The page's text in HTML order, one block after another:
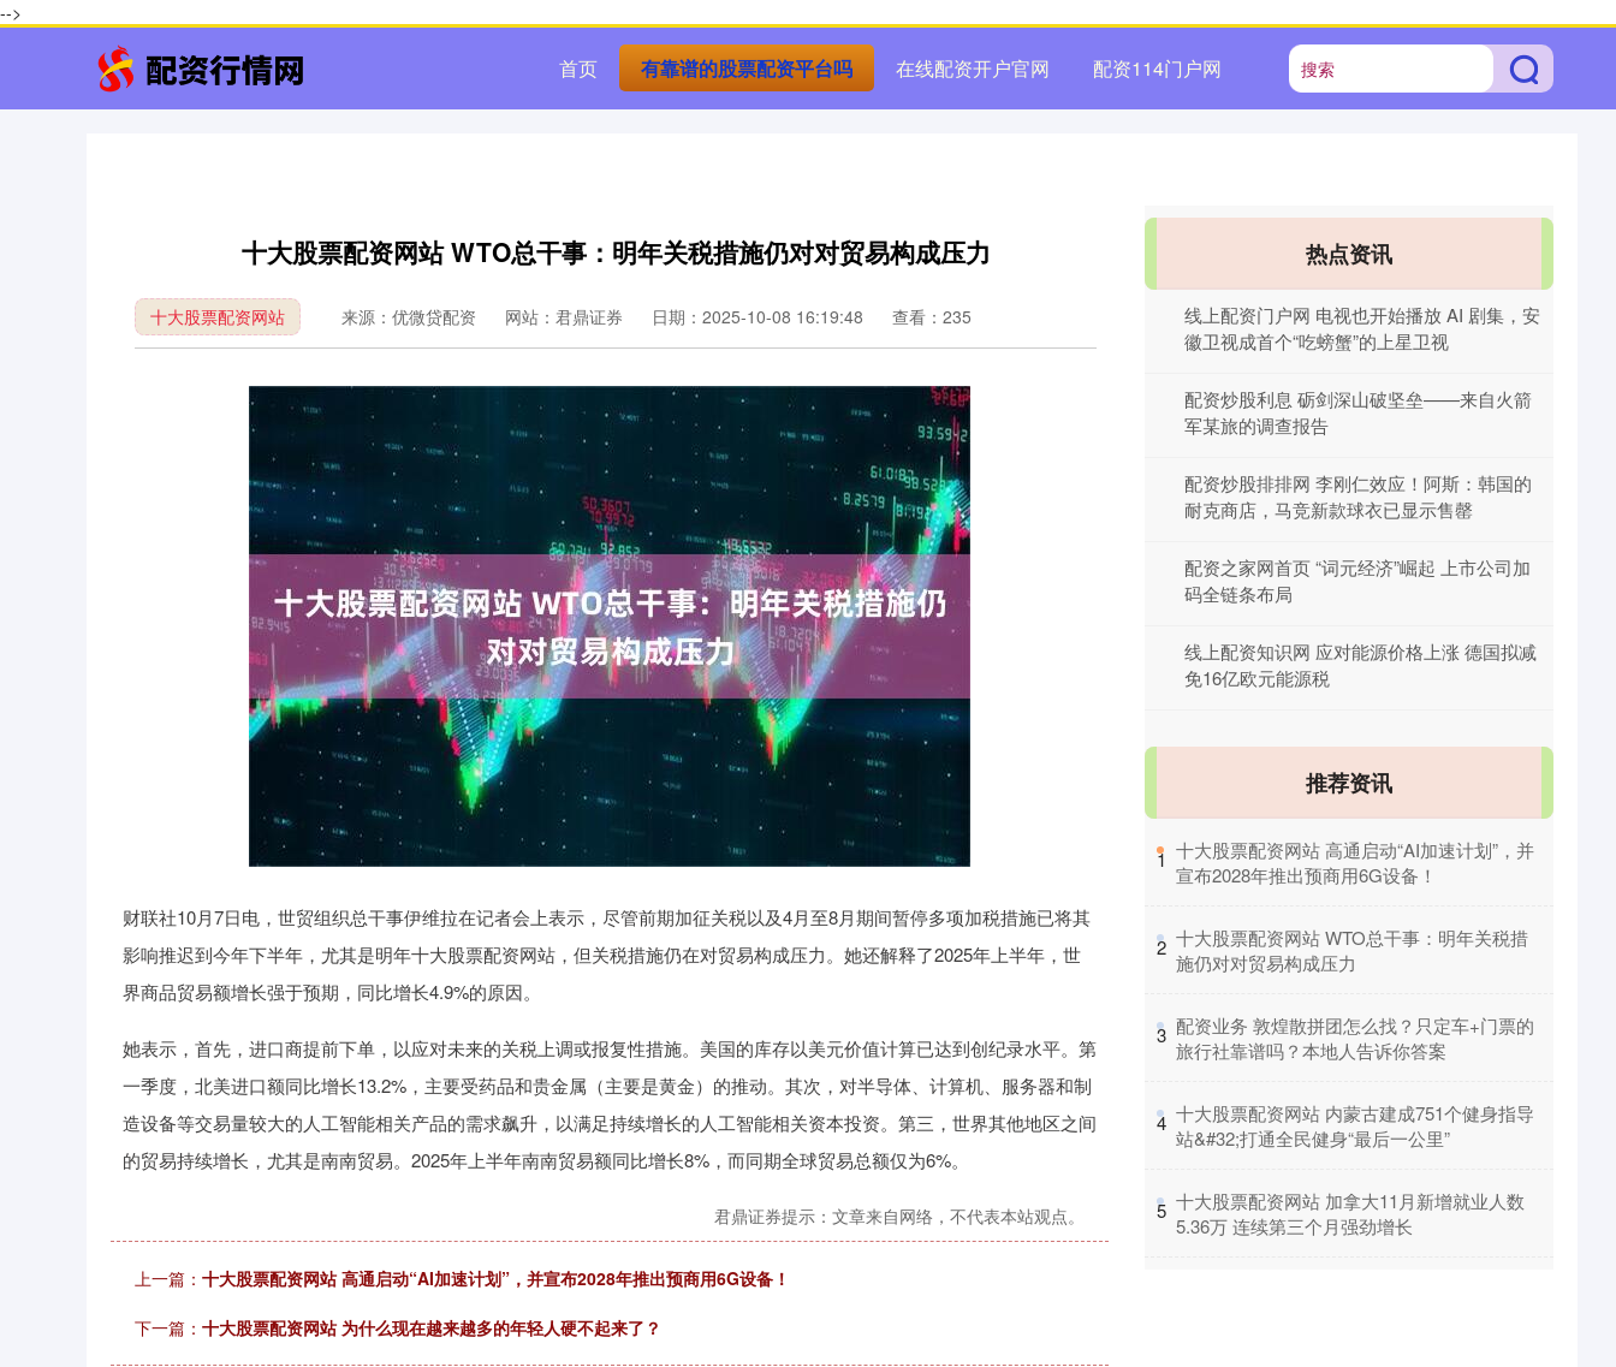
-->
首页 有靠谱的股票配资平台吗 在线配资开户官网 配资114门户网
十大股票配资网站 WTO总干事：明年关税措施仍对对贸易构成压力
十大股票配资网站 来源：优微贷配资 网站：君鼎证券 日期：2025-10-08 16:19:48 查看：235
财联社10月7日电，世贸组织总干事伊维拉在记者会上表示，尽管前期加征关税以及4月至8月期间暂停多项加税措施已将其
影响推迟到今年下半年，尤其是明年十大股票配资网站，但关税措施仍在对贸易构成压力。她还解释了2025年上半年，世
界商品贸易额增长强于预期，同比增长4.9%的原因。
她表示，首先，进口商提前下单，以应对未来的关税上调或报复性措施。美国的库存以美元价值计算已达到创纪录水平。第
一季度，北美进口额同比增长13.2%，主要受药品和贵金属（主要是黄金）的推动。其次，对半导体、计算机、服务器和制
造设备等交易量较大的人工智能相关产品的需求飙升，以满足持续增长的人工智能相关资本投资。第三，世界其他地区之间
的贸易持续增长，尤其是南南贸易。2025年上半年南南贸易额同比增长8%，而同期全球贸易总额仅为6%。
君鼎证券提示：文章来自网络，不代表本站观点。
上一篇： 十大股票配资网站 高通启动“AI加速计划”，并宣布2028年推出预商用6G设备！
下一篇： 十大股票配资网站 为什么现在越来越多的年轻人硬不起来了？
热点资讯
线上配资门户网 电视也开始播放 AI 剧集，安
徽卫视成首个“吃螃蟹”的上星卫视
配资炒股利息 砺剑深山破坚垒——来自火箭
军某旅的调查报告
配资炒股排排网 李刚仁效应！阿斯：韩国的
耐克商店，马竞新款球衣已显示售罄
配资之家网首页 “词元经济”崛起 上市公司加
码全链条布局
线上配资知识网 应对能源价格上涨 德国拟减
免16亿欧元能源税
推荐资讯
1 ​十大股票配资网站 高通启动“AI加速计划”，并
宣布2028年推出预商用6G设备！
2 ​十大股票配资网站 WTO总干事：明年关税措
施仍对对贸易构成压力
3 ​配资业务 敦煌散拼团怎么找？只定车+门票的
旅行社靠谱吗？本地人告诉你答案
4 ​十大股票配资网站 内蒙古建成751个健身指导
站&#32;打通全民健身“最后一公里”
5 ​十大股票配资网站 加拿大11月新增就业人数
5.36万 连续第三个月强劲增长